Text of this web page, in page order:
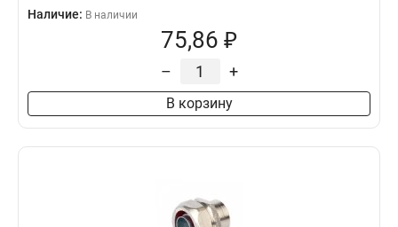
Наличие: В наличии
75,86 ₽
– +
В корзину